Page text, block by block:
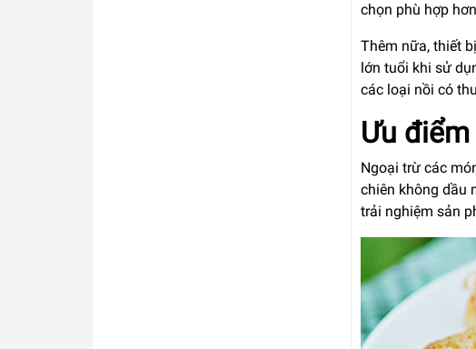
chọn phù hợp
Thêm nữa, thiết
lớn tuổi khi sử
các loại nồi có
Ưu
Ngoại trừ các
chiên không dầu
trải nghiệm sản